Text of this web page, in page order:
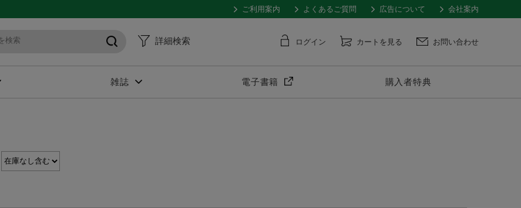
ご利用案内 よくあるご質問 広告について 会社案内
詳細検索 ログイン カートを見る お問い合わせ
雑誌 電子書籍 購入者特典